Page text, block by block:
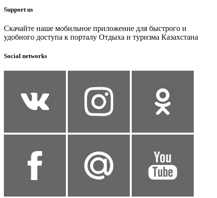
Support us
Скачайте наше мобильное приложение для быстрого и
удобного доступа к порталу Отдыха и туризма Казахстана
Social networks